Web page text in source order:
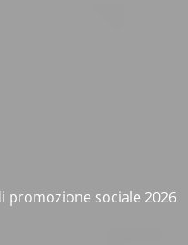
promozione sociale 2026